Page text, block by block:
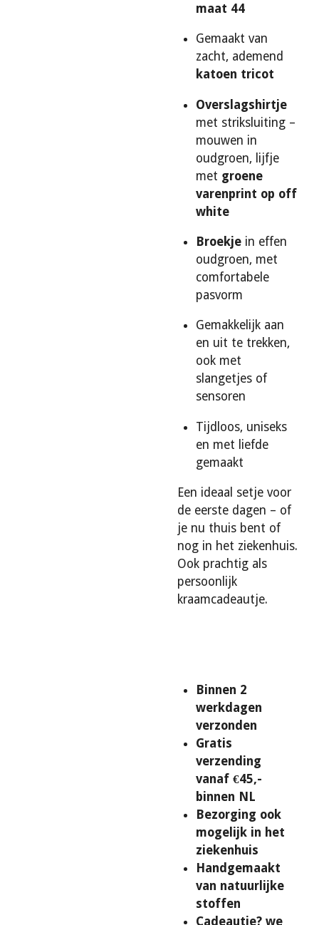
maat 44
Gemaakt van
zacht, ademend
katoen tricot
Overslagshirtje
met striksluiting –
mouwen in
oudgroen, lijfje
met groene
varenprint op off
white
Broekje in effen
oudgroen, met
comfortabele
pasvorm
Gemakkelijk aan
en uit te trekken,
ook met
slangetjes of
sensoren
Tijdloos, uniseks
en met liefde
gemaakt
Een ideaal setje voor
de eerste dagen – of
je nu thuis bent of
nog in het ziekenhuis.
Ook prachtig als
persoonlijk
kraamcadeautje.
Binnen 2
werkdagen
verzonden
Gratis
verzending
vanaf €45,-
binnen NL
Bezorging ook
mogelijk in het
ziekenhuis
Handgemaakt
van natuurlijke
stoffen
Cadeautje? we